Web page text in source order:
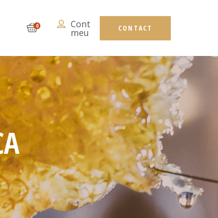
0 Cont
meu CONTACT